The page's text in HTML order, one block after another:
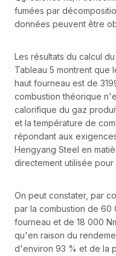
fumées par
données peuvent être
Les résultats du calcul
Tableau 5 montrent que
haut fourneau est de
combustion théorique
calorifique du gaz
et la température de
répondant aux
Hengyang Steel en
directement utilisée pour
On peut constater, par
par la combustion de 60
fourneau et de 18 000
qu'en raison du
d'environ 93 % et de la